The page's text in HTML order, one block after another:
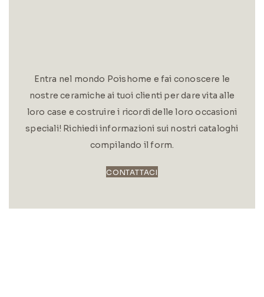
Entra nel mondo Poishome e fai conoscere le
nostre ceramiche ai tuoi clienti per dare vita alle
loro case e costruire i ricordi delle loro occasioni
speciali! Richiedi informazioni sui nostri cataloghi
compilando il form.
CONTATTACI